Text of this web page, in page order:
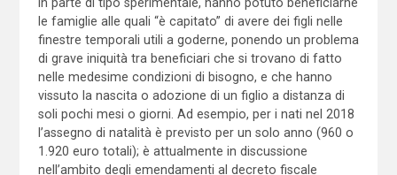
le famiglie alle quali “è capitato” di avere dei figli nelle
finestre temporali utili a goderne, ponendo un problema
di grave iniquità tra beneficiari che si trovano di fatto
nelle medesime condizioni di bisogno, e che hanno
vissuto la nascita o adozione di un figlio a distanza di
soli pochi mesi o giorni. Ad esempio, per i nati nel 2018
l’assegno di natalità è previsto per un solo anno (960 o
1.920 euro totali); è attualmente in discussione
nell’ambito degli emendamenti al decreto fiscale